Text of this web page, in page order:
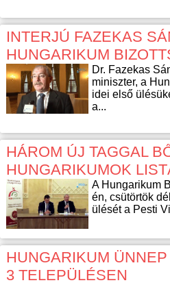
INTERJÚ FAZEKAS
HUNGARIKUM
Dr. Fazekas
miniszter, a
idei első
a...
HÁROM ÚJ TAGGAL
HUNGARIKUMOK
A Hungarikum
én, csütörtök
ülését a Pesti
HUNGARIKUM
3 TELEPÜLÉSEN